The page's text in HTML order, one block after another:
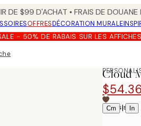
DE $99 D'ACHAT • FRAIS DE
OFFRESDÉCORATION MURALE
- 50% DE RABAIS SUR LES
Cloud
Cm | In